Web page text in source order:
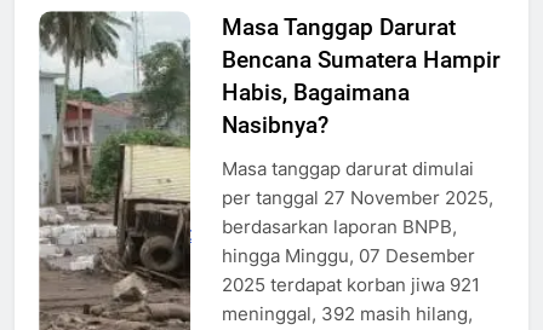
Petugas
SAR
Mencari
Korban
Banjir, Foto:
ANTARA
FOTO/Givo
Alputra/Lmo/tom.
Masa Tanggap Darurat
Bencana Sumatera Hampir
Habis, Bagaimana
Nasibnya?
Masa tanggap darurat dimulai
per tanggal 27 November 2025,
berdasarkan laporan BNPB,
hingga Minggu, 07 Desember
2025 terdapat korban jiwa 921
meninggal, 392 masih hilang,